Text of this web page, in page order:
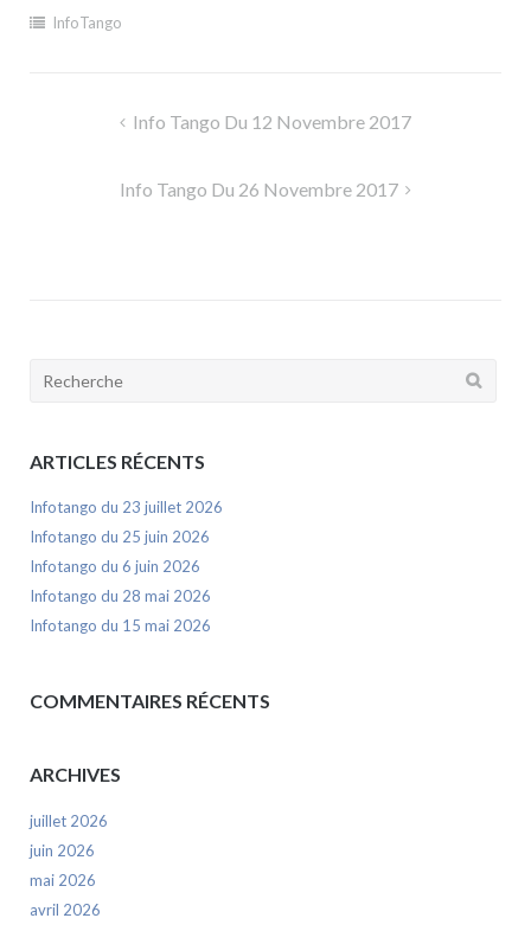
InfoTango
NavigationInfo Tango Du 12 Novembre 2017
Info Tango Du 26 Novembre 2017
Rechercher:
ARTICLES RÉCENTS
Infotango du 23 juillet 2026
Infotango du 25 juin 2026
Infotango du 6 juin 2026
Infotango du 28 mai 2026
Infotango du 15 mai 2026
COMMENTAIRES RÉCENTS
ARCHIVES
juillet 2026
juin 2026
mai 2026
avril 2026